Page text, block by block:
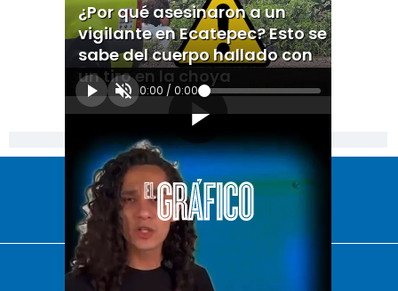
¿Por qué asesinaron a un
vigilante en Ecatepec? Esto se
sabe del cuerpo hallado con
un tiro en la choya
0:00 / 0:00
[Publicidad]
El Universal